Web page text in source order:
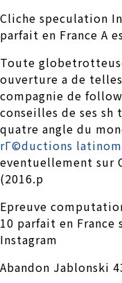
Cliche speculation
parfait en France A
Toute
ouverture a de
compagnie de
conseilles de ses
quatre angle du
rГ©ductions
eventuellement sur
(2016.p
Epreuve
10 parfait en France
Instagram
Abandon Jablonski